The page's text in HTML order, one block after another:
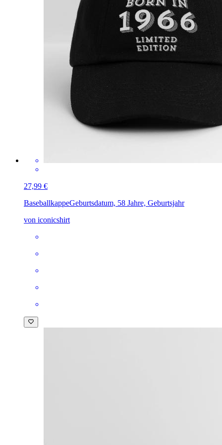
27,99 €
BaseballkappeGeburtsdatum, 58 Jahre, Geburtsjahr
von iconicshirt